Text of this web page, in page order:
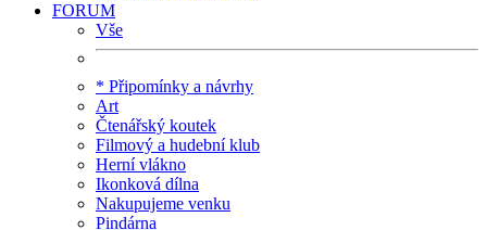
FORUM
Vše
* Připomínky a návrhy
Art
Čtenářský koutek
Filmový a hudební klub
Herní vlákno
Ikonková dílna
Nakupujeme venku
Pindárna